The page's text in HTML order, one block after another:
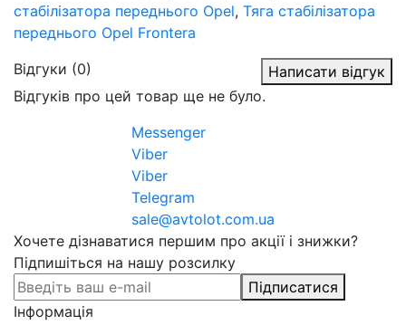
стабілізатора переднього Opel, Тяга стабілізатора
переднього Opel Frontera
Відгуки (0)
Написати відгук
Відгуків про цей товар ще не було.
Messenger
Viber
Viber
Telegram
sale@avtolot.com.ua
Хочете дізнаватися першим про акції і знижки?
Підпишіться на нашу розсилку
Підписатися
Інформація